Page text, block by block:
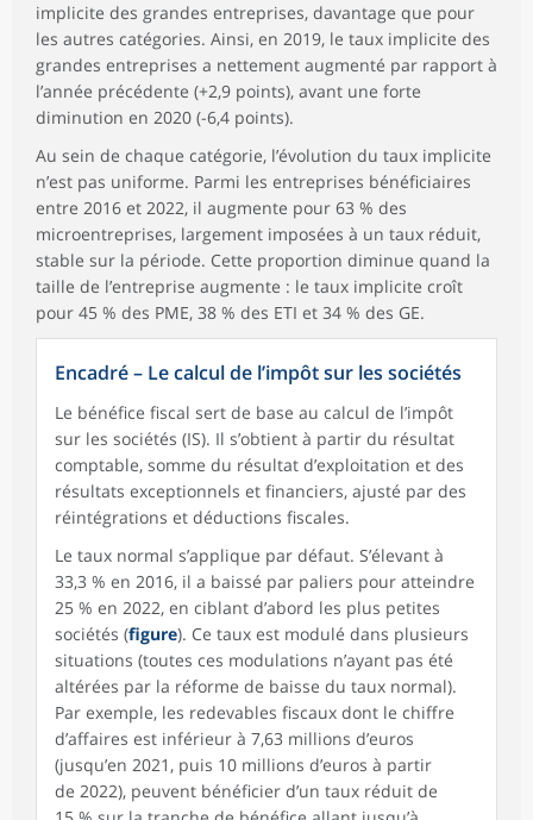
implicite des grandes entreprises, davantage que pour
les autres catégories. Ainsi, en 2019, le taux implicite des
grandes entreprises a nettement augmenté par rapport à
l’année précédente (+2,9 points), avant une forte
diminution en 2020 (-6,4 points).
Au sein de chaque catégorie, l’évolution du taux implicite
n’est pas uniforme. Parmi les entreprises bénéficiaires
entre 2016 et 2022, il augmente pour 63 % des
microentreprises, largement imposées à un taux réduit,
stable sur la période. Cette proportion diminue quand la
taille de l’entreprise augmente : le taux implicite croît
pour 45 % des PME, 38 % des ETI et 34 % des GE.
Encadré – Le calcul de l’impôt sur les sociétés
Le bénéfice fiscal sert de base au calcul de l’impôt
sur les sociétés (IS). Il s’obtient à partir du résultat
comptable, somme du résultat d’exploitation et des
résultats exceptionnels et financiers, ajusté par des
réintégrations et déductions fiscales.
Le taux normal s’applique par défaut. S’élevant à
33,3 % en 2016, il a baissé par paliers pour atteindre
25 % en 2022, en ciblant d’abord les plus petites
sociétés (figure). Ce taux est modulé dans plusieurs
situations (toutes ces modulations n’ayant pas été
altérées par la réforme de baisse du taux normal).
Par exemple, les redevables fiscaux dont le chiffre
d’affaires est inférieur à 7,63 millions d’euros
(jusqu’en 2021, puis 10 millions d’euros à partir
de 2022), peuvent bénéficier d’un taux réduit de